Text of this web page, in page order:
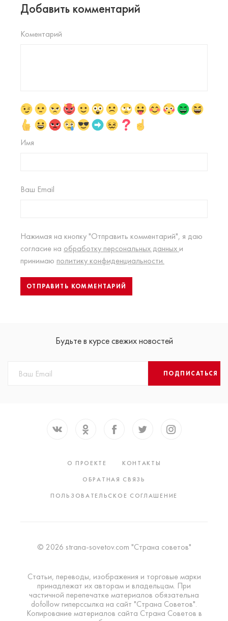
Добавить комментарий
Коментарий
Имя
Ваш Email
Нажимая на кнопку "Отправить комментарий", я даю
согласие на обработку персональных данных и
принимаю политику конфиденциальности.
Будьте в курсе свежих новостей
ПОДПИСАТЬСЯ
О ПРОЕКТЕ
КОНТАКТЫ
ОБРАТНАЯ СВЯЗЬ
ПОЛЬЗОВАТЕЛЬСКОЕ СОГЛАШЕНИЕ
© 2026 strana-sovetov.com "Страна советов"
Статьи, переводы, изображения и торговые марки
принадлежат их авторам и владельцам. При
частичной перепечатке материалов обязательна
dofollow гиперссылка на сайт "Страна Советов".
Копирование материалов сайта Страна Советов в